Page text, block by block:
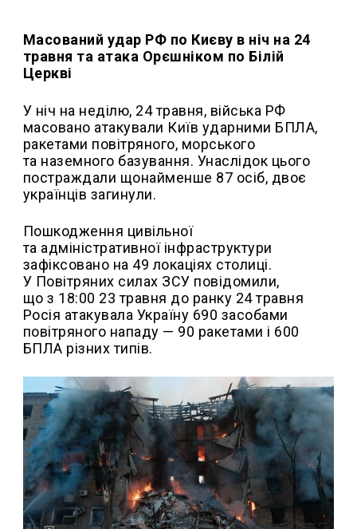
Масований удар РФ по Києву в ніч на 24
травня та атака Орєшніком по Білій
Церкві
У ніч на неділю, 24 травня, війська РФ
масовано атакували Київ ударними БПЛА,
ракетами повітряного, морського
та наземного базування. Унаслідок цього
постраждали щонайменше 87 осіб, двоє
українців загинули.
Пошкодження цивільної
та адміністративної інфраструктури
зафіксовано на 49 локаціях столиці.
У Повітряних силах ЗСУ повідомили,
що з 18:00 23 травня до ранку 24 травня
Росія атакувала Україну 690 засобами
повітряного нападу — 90 ракетами і 600
БПЛА різних типів.